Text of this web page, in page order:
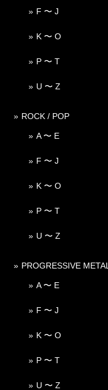
F 〜 J
K 〜 O
P 〜 T
U 〜 Z
ROCK / POP
A 〜 E
F 〜 J
K 〜 O
P 〜 T
U 〜 Z
PROGRESSIVE METAL
A 〜 E
F 〜 J
K 〜 O
P 〜 T
U 〜 Z